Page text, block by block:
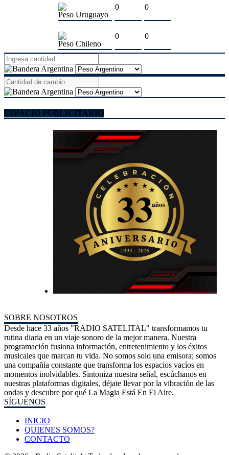
Peso Uruguayo
0 0
Peso Chileno
0 0
ESPACIO PUBLICITARIO
SOBRE NOSOTROS
Desde hace 33 años "RADIO SATELITAL" transformamos tu
rutina diaria en un viaje sonoro de la mejor manera. Nuestra
programación fusiona información, entretenimiento y los éxitos
musicales que marcan tu vida. No somos solo una emisora; somos
una compañía constante que transforma los espacios vacíos en
momentos inolvidables. Sintoniza nuestra señal, escúchanos en
nuestras plataformas digitales, déjate llevar por la vibración de las
ondas y descubre por qué La Magia Está En El Aire.
SÍGUENOS
INICIO
QUIENES SOMOS?
CONTACTO